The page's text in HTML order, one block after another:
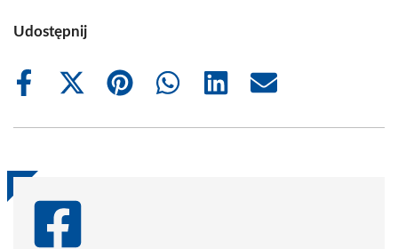
Udostępnij
Share
Share
(Twitter)
Share
Share
Share
Share